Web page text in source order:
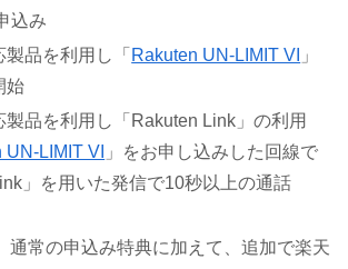
込み
品を利用し「 Rakuten UN-LIMIT VI 」
始
製品を利用し「Rakuten Link」の利用
UN-LIMIT VI 」をお申し込みした回線で
」を用いた発信で10秒以上の通話
通常の申込み特典に加えて、追加で楽天